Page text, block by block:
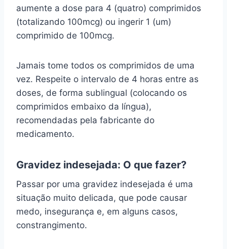
aumente a dose para 4 (quatro) comprimidos
(totalizando 100mcg) ou ingerir 1 (um)
comprimido de 100mcg.
Jamais tome todos os comprimidos de uma
vez. Respeite o intervalo de 4 horas entre as
doses, de forma sublingual (colocando os
comprimidos embaixo da língua),
recomendadas pela fabricante do
medicamento.
Gravidez indesejada: O que fazer?
Passar por uma gravidez indesejada é uma
situação muito delicada, que pode causar
medo, insegurança e, em alguns casos,
constrangimento.